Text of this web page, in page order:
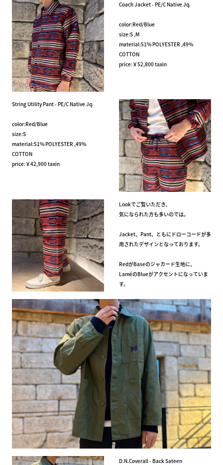
Coach Jacket - PE/C Native Jq.
color:Red/Blue
size:S ,M
material:51% POLYESTER ,49%
COTTON
price:￥52,800 taxin
String Utility Pant - PE/C Native Jq.
color:Red/Blue
size:S
material:51% POLYESTER ,49%
COTTON
price:￥42,900 taxin
Lookでご覧いただき、
気になられた方も多いのでは。
Jacket、Pant、ともにドローコードが多
用されたデザインとなっております。
RedがBaseのジャカード生地に、
LaméのBlueがアクセントになっていま
す。
D.N.Coverall - Back Sateen